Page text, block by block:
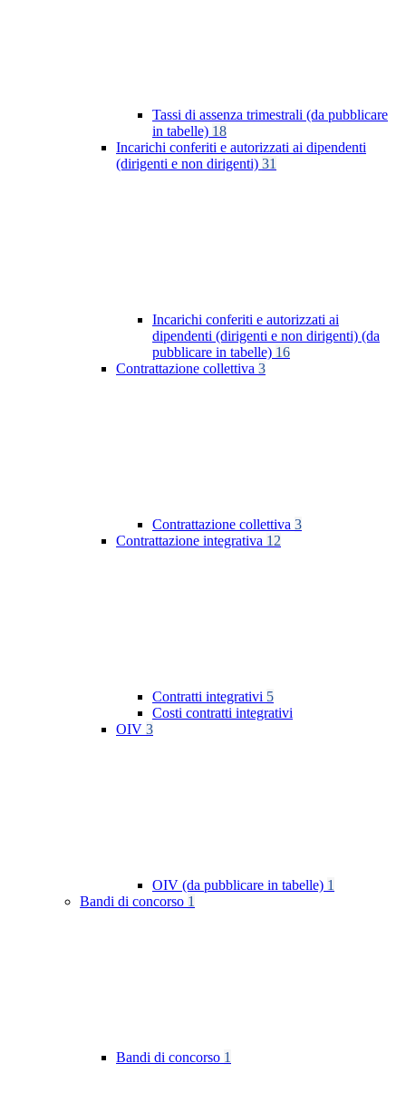
Tassi di assenza trimestrali (da pubblicare
in tabelle) 18
Incarichi conferiti e autorizzati ai dipendenti
(dirigenti e non dirigenti) 31
Incarichi conferiti e autorizzati ai
dipendenti (dirigenti e non dirigenti) (da
pubblicare in tabelle) 16
Contrattazione collettiva 3
Contrattazione collettiva 3
Contrattazione integrativa 12
Contratti integrativi 5
Costi contratti integrativi
OIV 3
OIV (da pubblicare in tabelle) 1
Bandi di concorso 1
Bandi di concorso 1